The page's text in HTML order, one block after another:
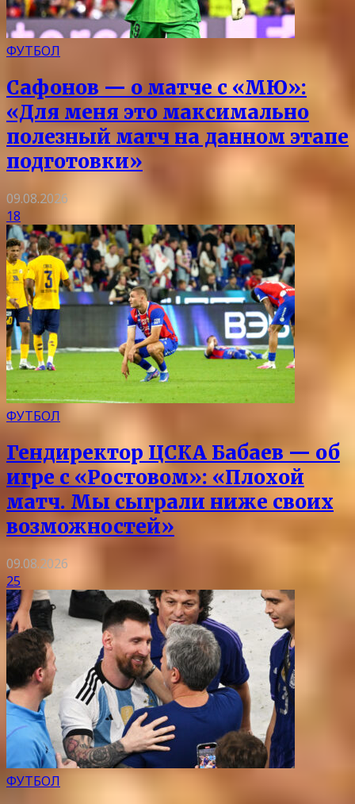
ФУТБОЛ
Сафонов — о матче с «МЮ»:
«Для меня это максимально
полезный матч на данном этапе
подготовки»
09.08.2026
18
ФУТБОЛ
Гендиректор ЦСКА Бабаев — об
игре с «Ростовом»: «Плохой
матч. Мы сыграли ниже своих
возможностей»
09.08.2026
25
ФУТБОЛ